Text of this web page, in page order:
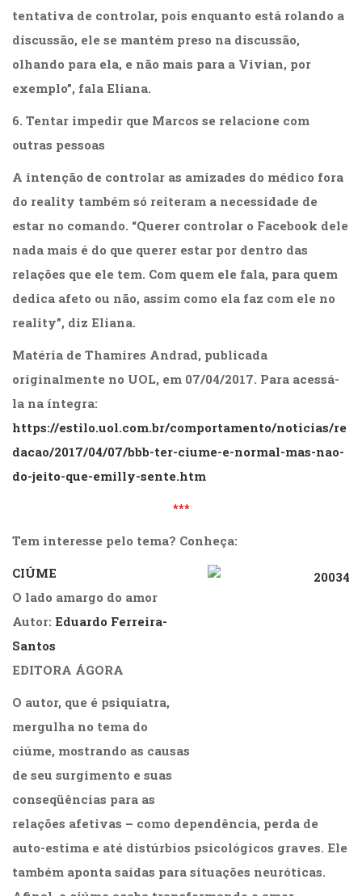
tentativa de controlar, pois enquanto está rolando a
discussão, ele se mantém preso na discussão,
olhando para ela, e não mais para a Vivian, por
exemplo”, fala Eliana.
6. Tentar impedir que Marcos se relacione com
outras pessoas
A intenção de controlar as amizades do médico fora
do reality também só reiteram a necessidade de
estar no comando. “Querer controlar o Facebook dele
nada mais é do que querer estar por dentro das
relações que ele tem. Com quem ele fala, para quem
dedica afeto ou não, assim como ela faz com ele no
reality”, diz Eliana.
Matéria de Thamires Andrad, publicada
originalmente no UOL, em 07/04/2017. Para acessá-
la na íntegra:
https://estilo.uol.com.br/comportamento/noticias/re
dacao/2017/04/07/bbb-ter-ciume-e-normal-mas-nao-
do-jeito-que-emilly-sente.htm
***
Tem interesse pelo tema? Conheça:
CIÚME
O lado amargo do amor
Autor: Eduardo Ferreira-
Santos
EDITORA ÁGORA
O autor, que é psiquiatra,
mergulha no tema do
ciúme, mostrando as causas
de seu surgimento e suas
conseqüências para as
relações afetivas – como dependência, perda de
auto-estima e até distúrbios psicológicos graves. Ele
também aponta saídas para situações neuróticas.